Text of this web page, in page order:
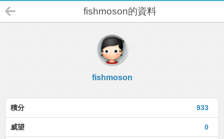
fishmoson的資料
fishmoson
933
積分
0
威望